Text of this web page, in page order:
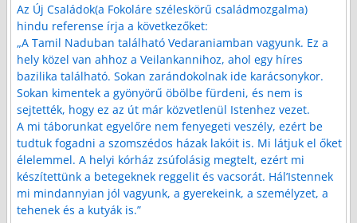
Az Új Családok(a Fokoláre széleskörű családmozgalma)
hindu referense írja a következőket:
„A Tamil Naduban található Vedaraniamban vagyunk. Ez a
hely közel van ahhoz a Veilankannihoz, ahol egy híres
bazilika található. Sokan zarándokolnak ide karácsonykor.
Sokan kimentek a gyönyörű öbölbe fürdeni, és nem is
sejtették, hogy ez az út már közvetlenül Istenhez vezet.
A mi táborunkat egyelőre nem fenyegeti veszély, ezért be
tudtuk fogadni a szomszédos házak lakóit is. Mi látjuk el őket
élelemmel. A helyi kórház zsúfolásig megtelt, ezért mi
készítettünk a betegeknek reggelit és vacsorát. Hál’Istennek
mi mindannyian jól vagyunk, a gyerekeink, a személyzet, a
tehenek és a kutyák is.”